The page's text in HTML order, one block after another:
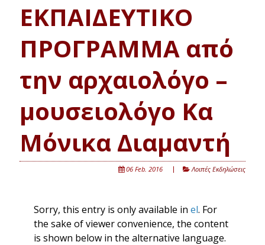
ΕΚΠΑΙΔΕΥΤΙΚΟ
ΠΡΟΓΡΑΜΜΑ από
την αρχαιολόγο –
μουσειολόγο Κα
Μόνικα Διαμαντή
06 Feb. 2016 Λοιπές Εκδηλώσεις
Sorry, this entry is only available in el. For
the sake of viewer convenience, the content
is shown below in the alternative language.